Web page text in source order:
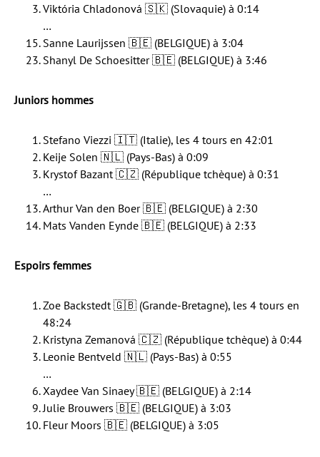
Viktória Chladonová 🇸🇰 (Slovaquie) à 0:14
…
Sanne Laurijssen 🇧🇪 (BELGIQUE) à 3:04
Shanyl De Schoesitter 🇧🇪 (BELGIQUE) à 3:46
Juniors hommes
Stefano Viezzi 🇮🇹 (Italie), les 4 tours en 42:01
Keije Solen 🇳🇱 (Pays-Bas) à 0:09
Krystof Bazant 🇨🇿 (République tchèque) à 0:31
…
Arthur Van den Boer 🇧🇪 (BELGIQUE) à 2:30
Mats Vanden Eynde 🇧🇪 (BELGIQUE) à 2:33
Espoirs femmes
Zoe Backstedt 🇬🇧 (Grande-Bretagne), les 4 tours en
48:24
Kristyna Zemanová 🇨🇿 (République tchèque) à 0:44
Leonie Bentveld 🇳🇱 (Pays-Bas) à 0:55
…
Xaydee Van Sinaey 🇧🇪 (BELGIQUE) à 2:14
Julie Brouwers 🇧🇪 (BELGIQUE) à 3:03
Fleur Moors 🇧🇪 (BELGIQUE) à 3:05